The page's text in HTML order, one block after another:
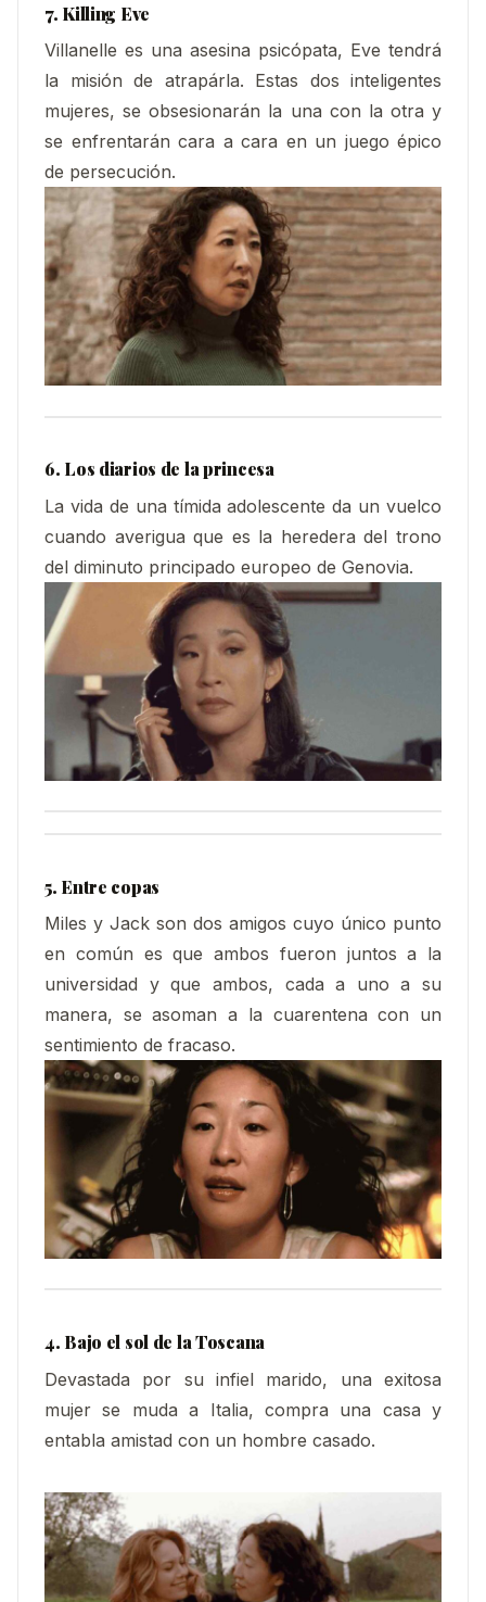
7. Killing Eve
Villanelle es una asesina psicópata, Eve tendrá
la misión de atrapárla. Estas dos inteligentes
mujeres, se obsesionarán la una con la otra y
se enfrentarán cara a cara en un juego épico
de persecución.
6. Los diarios de la princesa
La vida de una tímida adolescente da un vuelco
cuando averigua que es la heredera del trono
del diminuto principado europeo de Genovia.
5. Entre copas
Miles y Jack son dos amigos cuyo único punto
en común es que ambos fueron juntos a la
universidad y que ambos, cada a uno a su
manera, se asoman a la cuarentena con un
sentimiento de fracaso.
4. Bajo el sol de la Toscana
Devastada por su infiel marido, una exitosa
mujer se muda a Italia, compra una casa y
entabla amistad con un hombre casado.